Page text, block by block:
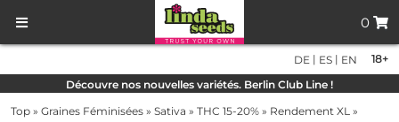
0
18+
DE | ES | EN
Découvre nos nouvelles variétés. Berlin Club Line !
Top » Graines Féminisées » Sativa » THC 15-20% » Rendement XL »